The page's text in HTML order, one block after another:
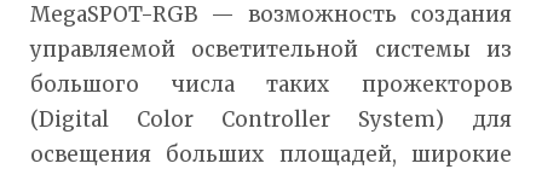
MegaSPOT-RGB — возможность создания
управляемой осветительной системы из
большого числа таких прожекторов
(Digital Color Controller System) для
освещения больших площадей, широкие